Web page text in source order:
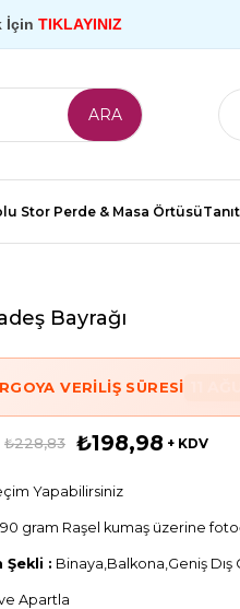
İçin TIKLAYINIZ
Stor Perde & Masa Örtüsü
Bayrağı
VERILIŞ SÜRESI
₺228,83 ₺198,98 + KDV
Yapabilirsiniz
90 gram Raşel kumaş üzerine
Şekli : Binaya,Balkona,Geniş
Apartla